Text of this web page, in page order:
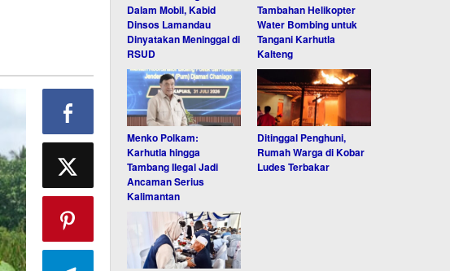
Dalam Mobil, Kabid
Dinsos Lamandau
Dinyatakan Meninggal di
RSUD
Tambahan Helikopter
Water Bombing untuk
Tangani Karhutla
Kalteng
Menko Polkam:
Karhutla hingga
Tambang Ilegal Jadi
Ancaman Serius
Kalimantan
Ditinggal Penghuni,
Rumah Warga di Kobar
Ludes Terbakar